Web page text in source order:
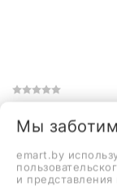
Душевая
1 082,00 руб.
Мы
emart.by
и